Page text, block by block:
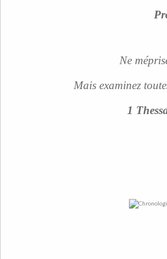
Ne
Mais examinez
1